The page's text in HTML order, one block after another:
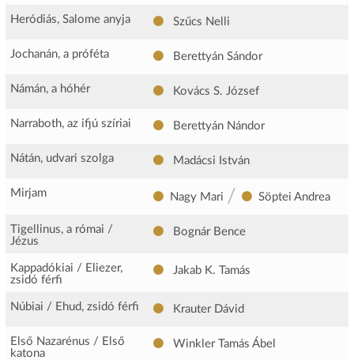
Heródiás, Salome anyja Szűcs Nelli
Jochanán, a próféta Berettyán Sándor
Námán, a hóhér Kovács S. József
Narraboth, az ifjú szíriai Berettyán Nándor
Nátán, udvari szolga Madácsi István
Mirjam Nagy Mari / Söptei Andrea
Tigellinus, a római /
Jézus
Bognár Bence
Kappadókiai / Eliezer,
zsidó férfi
Jakab K. Tamás
Núbiai / Ehud, zsidó férfi Krauter Dávid
Első Nazarénus / Első
katona
Winkler Tamás Ábel